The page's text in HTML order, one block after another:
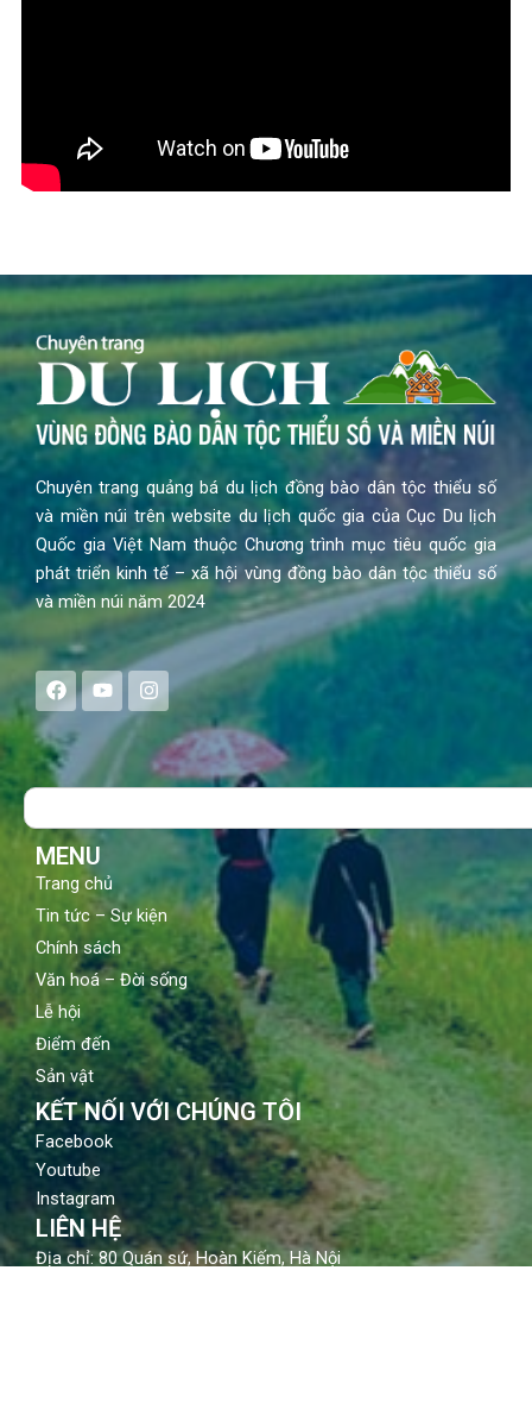
Chuyên trang quảng bá du lịch đồng bào dân tộc thiểu số
và miền núi trên website du lịch quốc gia của Cục Du lịch
Quốc gia Việt Nam thuộc Chương trình mục tiêu quốc gia
phát triển kinh tế – xã hội vùng đồng bào dân tộc thiểu số
và miền núi năm 2024
F
a
c
e
b
o
Y
o
u
t
u
b
I
n
s
a
g
Search
MENU
Trang chủ
Tin tức – Sự kiện
Chính sách
Văn hoá – Đời sống
Lễ hội
Điểm đến
Sản vật
KẾT NỐI VỚI CHÚNG TÔI
Facebook
Youtube
Instagram
LIÊN HỆ
Địa chỉ: 80 Quán sứ, Hoàn Kiếm, Hà Nội